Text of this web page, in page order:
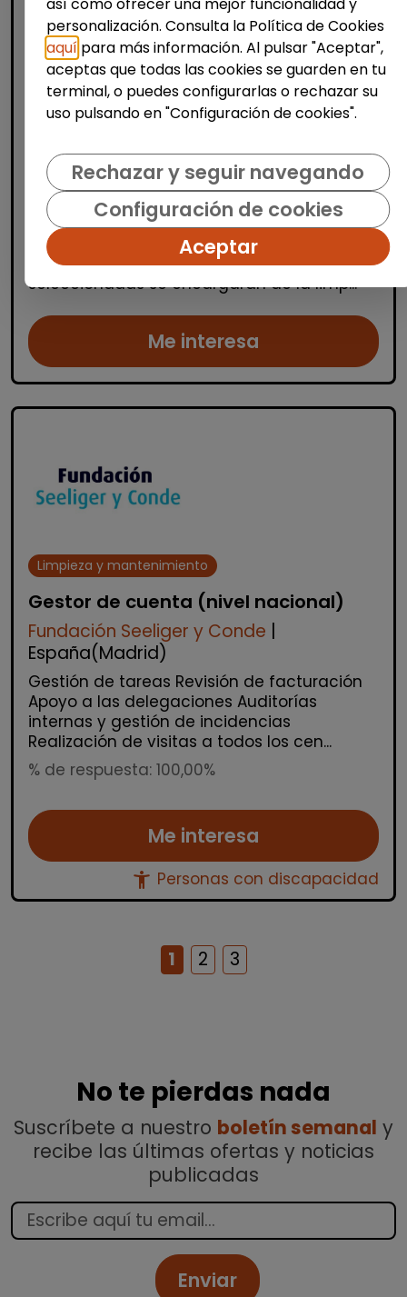
Limpieza y mantenimiento
Operario/a de limpieza de centros
OSGA LEVANTE| España(Alicante)
Se buscan varios/as operarios/as de
limpieza para trabajar en centros escolares
ubicados en Alicante, Benidorm y
localidades cercanas. Las personas
seleccionadas se encargarán de la limp...
Me interesa
Limpieza y mantenimiento
Gestor de cuenta (nivel nacional)
Fundación Seeliger y Conde
España(Madrid)
Gestión de tareas Revisión de facturación
Apoyo a las delegaciones Auditorías
internas y gestión de incidencias
Realización de visitas a todos los cen...
% de respuesta: 100,00%
Me interesa
accessibility_new Personas con discapacidad
1 2 3
No te pierdas nada
Suscríbete a nuestro boletín semanal y
recibe las últimas ofertas y noticias
publicadas
Enviar
personalización. Consulta la Política de Cookies
aquí para más información. Al pulsar "Aceptar",
aceptas que todas las cookies se guarden en tu
terminal, o puedes configurarlas o rechazar su
uso pulsando en "Configuración de cookies".
Rechazar y seguir navegando
Configuración de cookies
Aceptar